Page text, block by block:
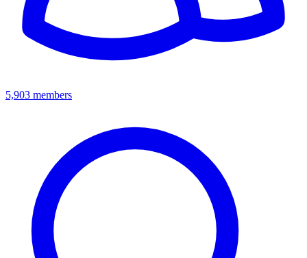
5,903 members